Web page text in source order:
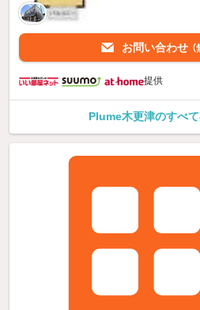
お問い合わせ
提供
Plume木更津のすべ